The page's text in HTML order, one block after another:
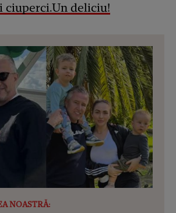
ciuperci.Un deliciu!
NOASTRĂ: